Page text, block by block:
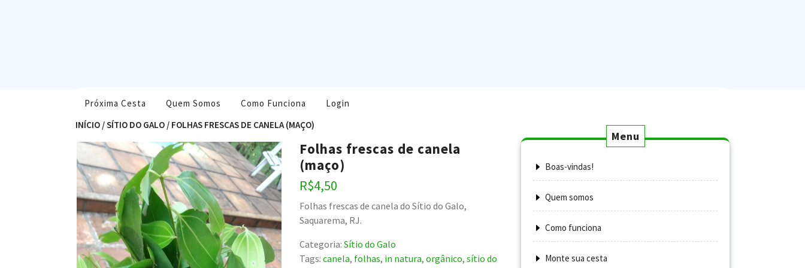
Próxima Cesta Quem Somos Como Funciona
Login
INÍCIO /SÍTIO DO GALO / FOLHAS FRESCAS DE CANELA (MAÇO)
Folhas frescas de canela
(maço)
R$4,50
Folhas frescas de canela do Sítio do Galo,
Saquarema, RJ.
Categoria:Sítio do Galo
Tags:canela, folhas, in natura,orgânico,sítio do
Menu
Boas-vindas!
Quem somos
Como funciona
Monte sua cesta